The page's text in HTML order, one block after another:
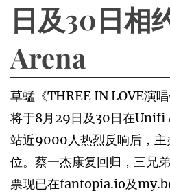
日及30日相
Arena
草蜢《THREE IN LOVE演
将于8月29日及30日在Unifi
站近9000人热烈反响后，主
位。蔡一杰康复回归，三兄
票现已在fantopia.io及